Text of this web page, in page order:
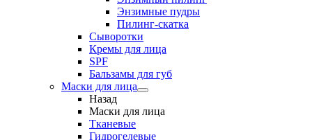
Энзимные пудры
Пилинг-скатка
Сыворотки
Кремы для лица
SPF
Бальзамы для губ
Маски для лица
Назад
Маски для лица
Тканевые
Гидрогелевые